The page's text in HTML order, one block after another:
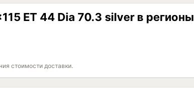
ET 44 Dia 70.3 silver в регионы
стоимости доставки.